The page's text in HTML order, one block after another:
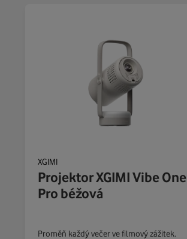
XGIMI
Projektor XGIMI Vibe One
Pro béžová
Proměň každý večer ve filmový zážitek.